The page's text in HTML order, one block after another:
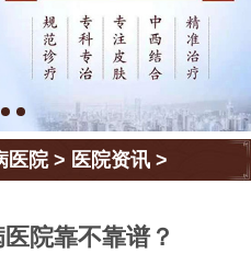
医院> 医院资讯 >
院靠不靠谱？